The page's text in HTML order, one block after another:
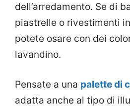
dell’arredamento. Se di
piastrelle o rivestimenti
potete osare con dei
lavandino.
Pensate a una palette di
adatta anche al tipo di